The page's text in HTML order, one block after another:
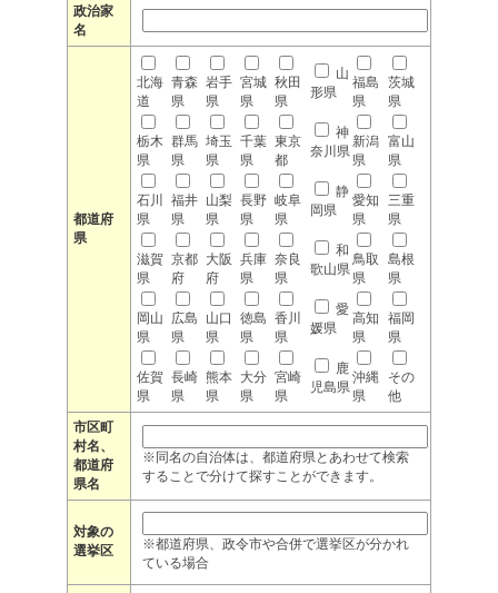
政治家
名
都道府
県
北海
道
青森
県
岩手
県
宮城
県
秋田
県
山
形県
福島
県
茨城
県
栃木
県
群馬
県
埼玉
県
千葉
県
東京
都
神
奈川県
新潟
県
富山
県
石川
県
福井
県
山梨
県
長野
県
岐阜
県
静
岡県
愛知
県
三重
県
滋賀
県
京都
府
大阪
府
兵庫
県
奈良
県
和
歌山県
鳥取
県
島根
県
岡山
県
広島
県
山口
県
徳島
県
香川
県
愛
媛県
高知
県
福岡
県
佐賀
県
長崎
県
熊本
県
大分
県
宮崎
県
鹿
児島県
沖縄
県
その
他
市区町
村名、
都道府
県名
※同名の自治体は、都道府県とあわせて検索
することで分けて探すことができます。
対象の
選挙区
※都道府県、政令市や合併で選挙区が分かれ
ている場合